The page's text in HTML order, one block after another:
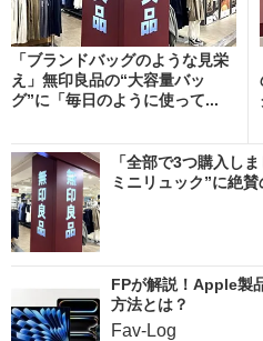
「ブランドバッグのような見栄
え」無印良品の“大容量バッ
グ”に「毎日のように使って...
「全部で3つ購入し
ミニリュック”に絶
FPが解説！Apple製
方法とは？
Fav-Log